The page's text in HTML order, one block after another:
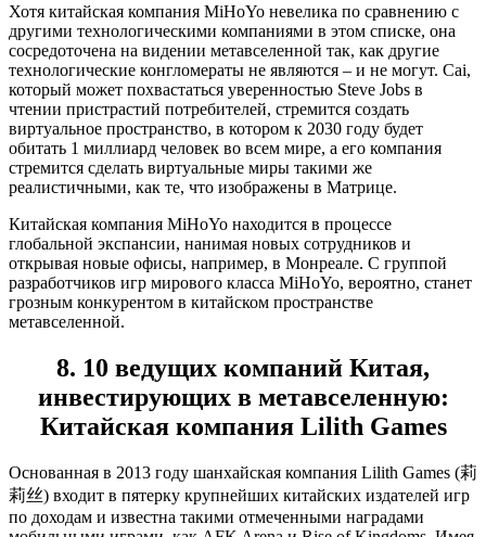
Хотя китайская компания MiHoYo невелика по сравнению с
другими технологическими компаниями в этом списке, она
сосредоточена на видении метавселенной так, как другие
технологические конгломераты не являются – и не могут. Cai,
который может похвастаться уверенностью Steve Jobs в
чтении пристрастий потребителей, стремится создать
виртуальное пространство, в котором к 2030 году будет
обитать 1 миллиард человек во всем мире, а его компания
стремится сделать виртуальные миры такими же
реалистичными, как те, что изображены в Матрице.
Китайская компания MiHoYo находится в процессе
глобальной экспансии, нанимая новых сотрудников и
открывая новые офисы, например, в Монреале. С группой
разработчиков игр мирового класса MiHoYo, вероятно, станет
грозным конкурентом в китайском пространстве
метавселенной.
8. 10 ведущих компаний Китая,
инвестирующих в метавселенную:
Китайская компания Lilith Games
Основанная в 2013 году шанхайская компания Lilith Games (莉
莉丝) входит в пятерку крупнейших китайских издателей игр
по доходам и известна такими отмеченными наградами